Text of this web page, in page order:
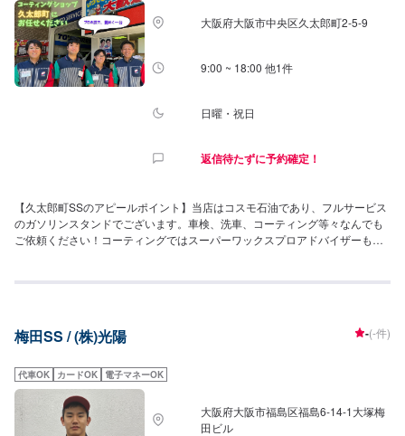
大阪府大阪市中央区久太郎町2-5-9
9:00 ~ 18:00 他1件
日曜・祝日
返信待たずに予約確定！
【久太郎町SSのアピールポイント】当店はコスモ石油であり、フルサービス
のガソリンスタンドでございます。車検、洗車、コーティング等々なんでも
ご依頼ください！コーティングではスーパーワックスプロアドバイザーも在
金)8：00〜20：00(土)8：00〜18：00作業受付時間：9：00〜18：00【待合
者】当店は複数の整備士が在籍しており、お車の整備・修理も安心してお任
イレベルなコーティング施工も可能です！【当店までのアクセス】御堂筋側
道から南久太郎町通を東方向に進み、中橋筋との交差点左手にございます。
コスモマークの看板が目印です。
梅田SS / (株)光陽 -(-件)
代車OK カードOK 電子マネーOK
大阪府大阪市福島区福島6-14-1大塚梅
田ビル